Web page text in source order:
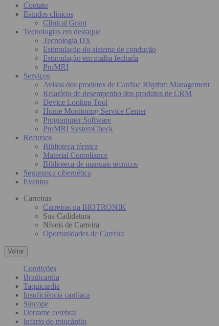
Contato
Estudos clínicos
Clinical Grant
Tecnologias em destaque
Tecnologia DX
Estimulação do sistema de condução
Estimulação em malha fechada
ProMRI
Serviços
Avisos dos produtos de Cardiac Rhythm Management
Relatório de desempenho dos produtos de CRM
Device Lookup Tool
Home Monitoring Service Center
Programmer Software
ProMRI SystemCheck
Recursos
Biblioteca técnica
Material Compliance
Biblioteca de manuais técnicos
Segurança cibernética
Eventos
Carreiras
Carreiras na BIOTRONIK
Sua Cadidatura
Níveis de Carreira
Oportunidades de Carreira
Voltar
Condições
Bradicardia
Taquicardia
Insuficiência cardíaca
Síncope
Derrame cerebral
Infarto do miocárdio